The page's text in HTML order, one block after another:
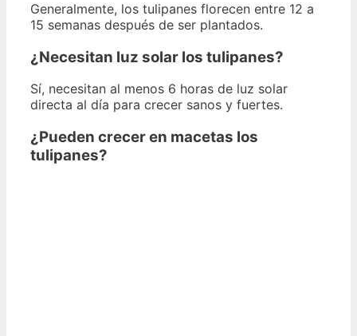
Generalmente, los tulipanes florecen entre 12 a
15 semanas después de ser plantados.
¿Necesitan luz solar los tulipanes?
Sí, necesitan al menos 6 horas de luz solar
directa al día para crecer sanos y fuertes.
¿Pueden crecer en macetas los
tulipanes?